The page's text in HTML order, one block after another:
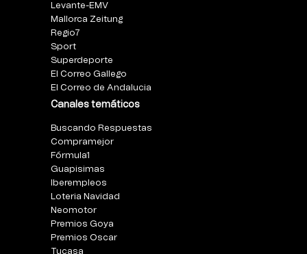
Levante-EMV
Mallorca Zeitung
Regio7
Sport
Superdeporte
El Correo Gallego
El Correo de Andalucia
Canales temáticos
Buscando Respuestas
Compramejor
Fórmula1
Guapisimas
Iberempleos
Loteria Navidad
Neomotor
Premios Goya
Premios Oscar
Tucasa